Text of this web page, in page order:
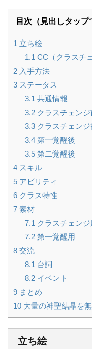
目次（見出しタップ
1 立ち絵
1.1 CC（クラスチ
2 入手方法
3 ステータス
3.1 共通情報
3.2クラスチェンジ
3.3クラスチェンジ
3.4第一覚醒後
3.5第二覚醒後
4 スキル
5 アビリティ
6 クラス特性
7 素材
7.1 クラスチェンジ
7.2第一覚醒用
8 交流
8.1 台詞
8.2イベント
9 まとめ
10 大量の神聖結晶を
立ち絵